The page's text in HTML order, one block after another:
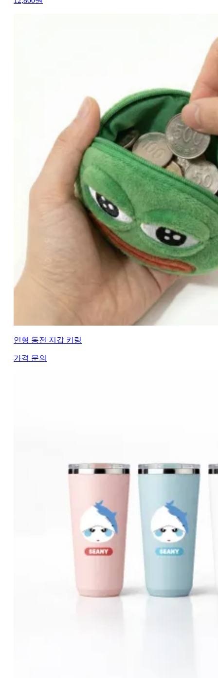
인형 동전 지갑 키링
가격 문의